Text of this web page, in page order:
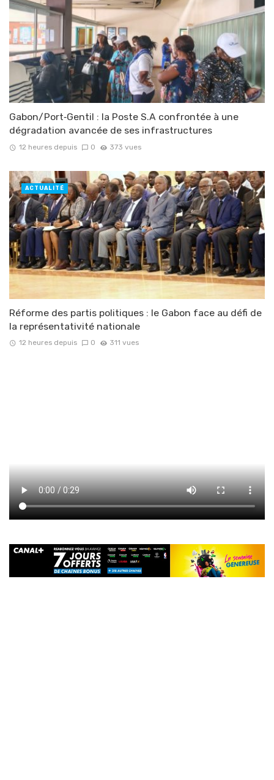
Gabon/Port‑Gentil : la Poste S.A confrontée à une
dégradation avancée de ses infrastructures
12 heures depuis 0 373 vues
Réforme des partis politiques : le Gabon face au défi de
la représentativité nationale
12 heures depuis 0 311 vues
ACTUALITÉ